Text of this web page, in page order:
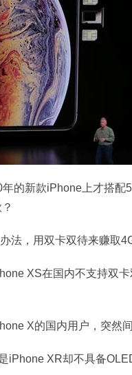
的新款iPhone上才搭
法，用双卡双待来赚取
XS在国内不支持双
X的国内用户，突然
iPhone XR却不具备